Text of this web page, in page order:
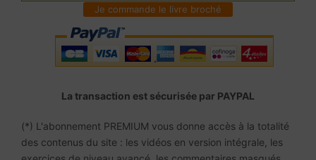
Je commande le livre broché
La transaction est sécurisée par PAYPAL
(*) L'abonnement PREMIUM vous donne accès à la totalité
des contenus du site : les vidéos en version intégrale, les